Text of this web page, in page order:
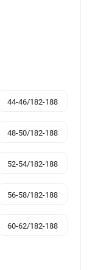
44-46/182-188
48-50/182-188
52-54/182-188
56-58/182-188
60-62/182-188